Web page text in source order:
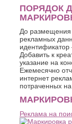
Люберцы
М
Магнитогорск
Майкоп
Махачкала
Миасс
Москва
Мурманск
Мытищи
Н
Химки
Ч
Чебоксары
Челябинск
Череповец
Черкесск
Ш
Шахты
Э
Электросталь
ПОРЯДОК
До размещения
рекламных
идентификатор
Добавить к
указание на
Ежемесячно
интернет
потраченных на
Реклама на